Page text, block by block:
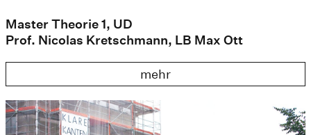
Master Theorie 1, UD
Prof. Nicolas Kretschmann, LB Max Ott
mehr